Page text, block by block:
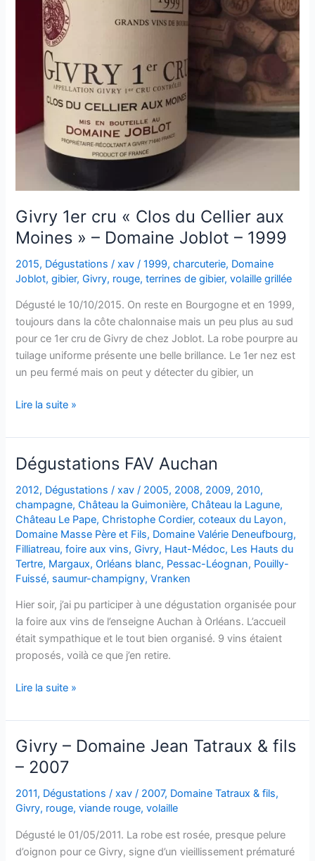
Domaine
Joblot
Givry 1er cru « Clos du Cellier aux
Moines » – Domaine Joblot – 1999
2015, Dégustations /xav/1999,charcuterie, Domaine
Joblot,gibier,Givry, rouge,terrines de gibier,volaille grillée
Dégusté le 10/10/2015. On reste en Bourgogne et en 1999,
toujours dans la côte chalonnaise mais un peu plus au sud
pour ce 1er cru de Givry de chez Joblot. La robe pourpre au
tuilage uniforme présente une belle brillance. Le 1er nez est
un peu fermé mais on peut y détecter du gibier, un
Givry
cru
« Clos
du
Cellier
aux
Moines »
–
Domaine
Joblot
1999
Lire la suite »
Dégustations FAV Auchan
2012, Dégustations /xav / 2005, 2008, 2009, 2010,
champagne,Château la Guimonière,Château la Lagune,
Château Le Pape,Christophe Cordier,coteaux du Layon,
Domaine Masse Père et Fils, Domaine Valérie Deneufbourg,
Filliatreau,foire aux vins,Givry, Haut-Médoc, Les Hauts du
Tertre, Margaux,Orléans blanc, Pessac-Léognan, Pouilly-
Fuissé, saumur-champigny,Vranken
Hier soir, j’ai pu participer à une dégustation organisée pour
la foire aux vins de l’enseigne Auchan à Orléans. L’accueil
était sympathique et le tout bien organisé. 9 vins étaient
proposés, voilà ce que j’en retire.
Dégustations
Auchan
Lire la suite »
Givry – Domaine Jean Tatraux & fils
– 2007
2011, Dégustations /xav/ 2007, Domaine Tatraux & fils,
Givry, rouge,viande rouge,volaille
Dégusté le 01/05/2011. La robe est rosée, presque pelure
d’oignon pour ce Givry, signe d’un vieillissement prématuré